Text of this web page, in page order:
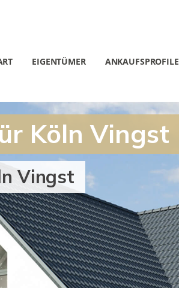
EIGENTÜMER ANKAUFSPROFILE
Köln Vingst
Vingst